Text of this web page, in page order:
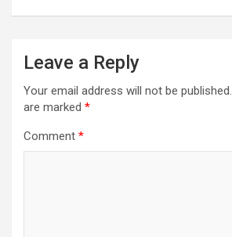
Leave a Reply
Your email address will not be published.
are marked *
Comment *